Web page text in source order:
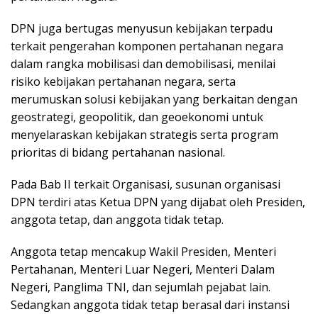
DPN juga bertugas menyusun kebijakan terpadu
terkait pengerahan komponen pertahanan negara
dalam rangka mobilisasi dan demobilisasi, menilai
risiko kebijakan pertahanan negara, serta
merumuskan solusi kebijakan yang berkaitan dengan
geostrategi, geopolitik, dan geoekonomi untuk
menyelaraskan kebijakan strategis serta program
prioritas di bidang pertahanan nasional.
Pada Bab II terkait Organisasi, susunan organisasi
DPN terdiri atas Ketua DPN yang dijabat oleh Presiden,
anggota tetap, dan anggota tidak tetap.
Anggota tetap mencakup Wakil Presiden, Menteri
Pertahanan, Menteri Luar Negeri, Menteri Dalam
Negeri, Panglima TNI, dan sejumlah pejabat lain.
Sedangkan anggota tidak tetap berasal dari instansi